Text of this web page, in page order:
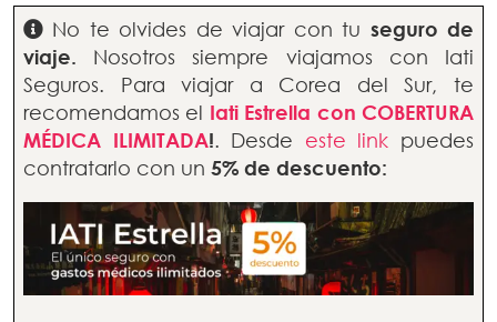
No te olvides de viajar con tu seguro de
viaje. Nosotros siempre viajamos con Iati
Seguros. Para viajar a Corea del Sur, te
recomendamos el Iati Estrella con COBERTURA
MÉDICA ILIMITADA!. Desde este link puedes
contratarlo con un 5% de descuento: